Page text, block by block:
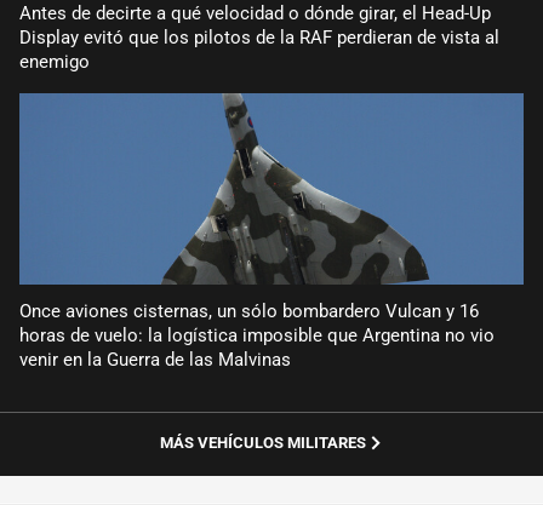
Antes de decirte a qué velocidad o dónde girar, el Head-Up
Display evitó que los pilotos de la RAF perdieran de vista al
enemigo
Once aviones cisternas, un sólo bombardero Vulcan y 16
horas de vuelo: la logística imposible que Argentina no vio
venir en la Guerra de las Malvinas
MÁS VEHÍCULOS MILITARES